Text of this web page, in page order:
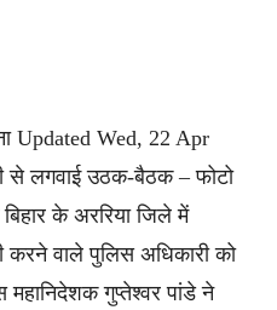
Updated Wed, 22 Apr
से लगवाई उठक-बैठक – फोटो
के अररिया जिले में
करने वाले पुलिस अधिकारी को
गुप्तेश्वर पांडे ने